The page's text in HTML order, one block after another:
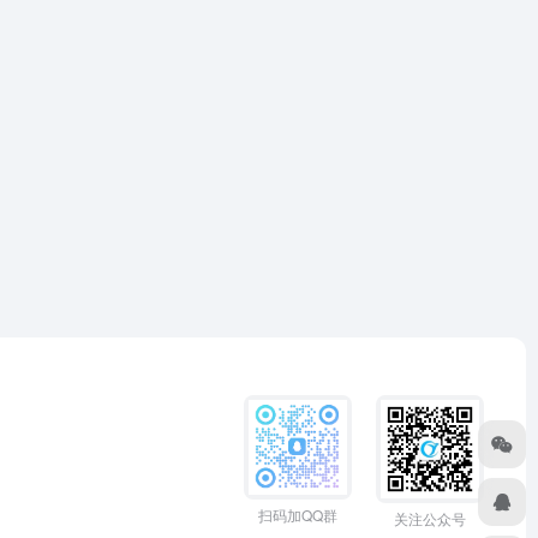
扫码加QQ群 关注公众号